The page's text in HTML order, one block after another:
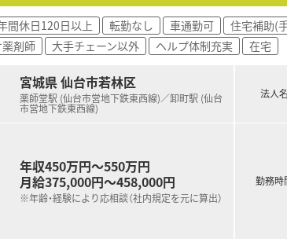
間休日120日以上 転勤なし 車通勤可 住宅補助(
剤師
大手チェーン以外 ヘルプ体制充実 在宅
宮城県 仙台市若林区
薬師堂駅 (仙台市営地下鉄東西線)／卸町駅 (仙台
市営地下鉄東西線)
年収450万円～550万円
月給375,000円～458,000円
※年齢・経験により応相談（社内規定を元に算出）
法人名
勤務時